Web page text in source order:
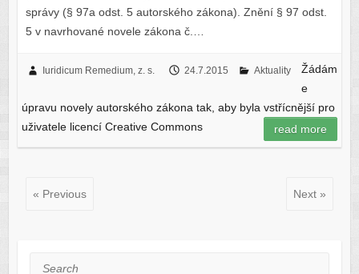
správy (§ 97a odst. 5 autorského zákona). Znění § 97 odst.
5 v navrhované novele zákona č.…
Iuridicum Remedium, z. s. 24.7.2015 Aktuality
Žádám
e
úpravu novely autorského zákona tak, aby byla vstřícnější pro
uživatele licencí Creative Commons
read more
« Previous Next »
Search